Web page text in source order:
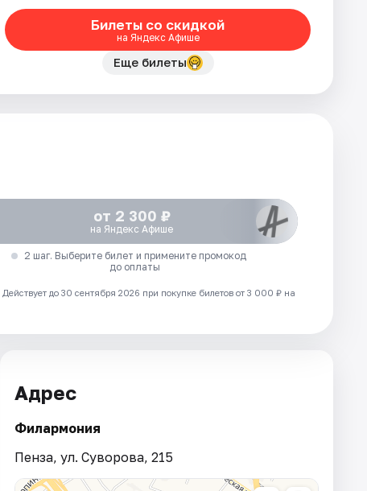
Билеты со скидкой
на Яндекс Афише
Еще билеты
от 2 300 ₽
на Яндекс Афише
2 шаг. Выберите билет и примените промокод
до оплаты
Действует до 30 сентября 2026 при покупке билетов от 3 000 ₽ на
Адрес
Филармония
Пенза, ул. Суворова, 215